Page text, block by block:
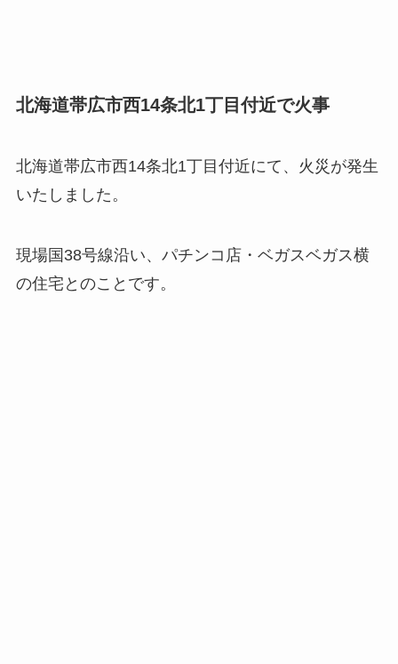
北海道帯広市西14条北1丁目付近で火事
北海道帯広市西14条北1丁目付近にて、火災が発生
いたしました。
現場国38号線沿い、パチンコ店・ベガスベガス横
の住宅とのことです。